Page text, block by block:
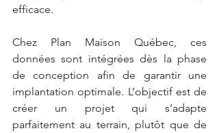
efficace.
Chez Plan Maison Québec, ces
données sont intégrées dès la phase
de conception afin de garantir une
implantation optimale. L’objectif est de
créer un projet qui s’adapte
parfaitement au terrain, plutôt que de